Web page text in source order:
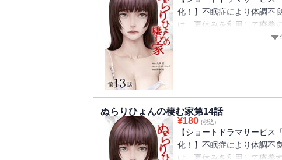
化！】不眠症により体調不
は、夏休みを利用して療養
と、居るはずの祖父母の姿
ぬらりひょんの棲む家第14話
¥180 (税込)
【ショートドラマサービス
化！】不眠症により体調不
は、夏休みを利用して療養